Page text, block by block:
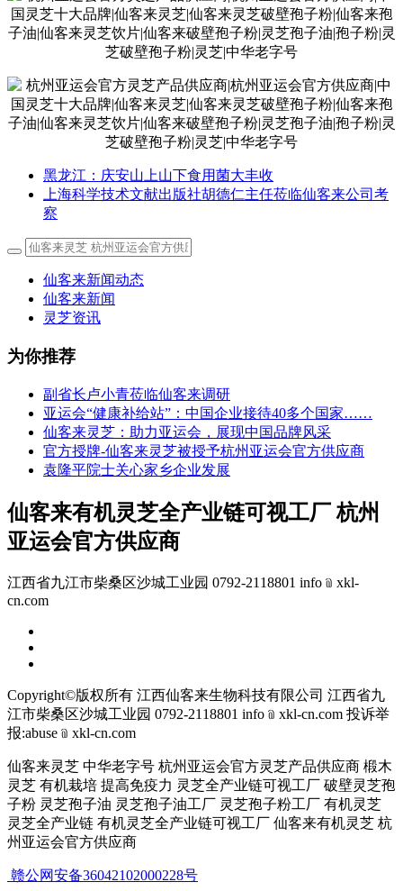
黑龙江：庆安山上山下食用菌大丰收
上海科学技术文献出版社胡德仁主任莅临仙客来公司考
察
仙客来新闻动态
仙客来新闻
灵芝资讯
为你推荐
副省长卢小青莅临仙客来调研
亚运会“健康补给站”：中国企业接待40多个国家……
仙客来灵芝：助力亚运会，展现中国品牌风采
官方授牌-仙客来灵芝被授予杭州亚运会官方供应商
袁隆平院士关心家乡企业发展
仙客来有机灵芝全产业链可视工厂 杭州
亚运会官方供应商
江西省九江市柴桑区沙城工业园 0792-2118801 info﹫xkl-
cn.com
Copyright©版权所有 江西仙客来生物科技有限公司 江西省九
江市柴桑区沙城工业园 0792-2118801 info﹫xkl-cn.com 投诉举
报:abuse﹫xkl-cn.com
仙客来灵芝 中华老字号 杭州亚运会官方灵芝产品供应商 椴木
灵芝 有机栽培 提高免疫力 灵芝全产业链可视工厂 破壁灵芝孢
子粉 灵芝孢子油 灵芝孢子油工厂 灵芝孢子粉工厂 有机灵芝
灵芝全产业链 有机灵芝全产业链可视工厂 仙客来有机灵芝 杭
州亚运会官方供应商
赣公网安备36042102000228号